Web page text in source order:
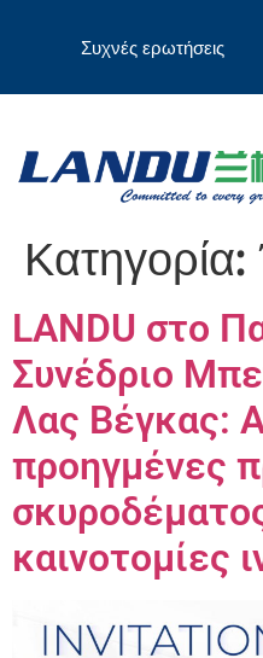
Συχνές ερωτήσεις
Κατηγορία:
LANDU στο
Συνέδριο
Λας Βέγκας:
προηγμένες
καινοτομίες